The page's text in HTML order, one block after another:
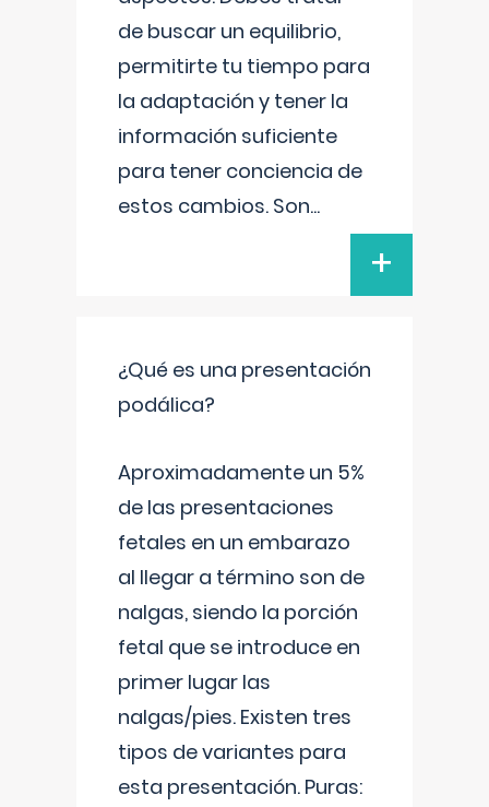
de buscar un equilibrio,
permitirte tu tiempo para
la adaptación y tener la
información suficiente
para tener conciencia de
estos cambios. Son...
+
¿Qué es una presentación
podálica?
Aproximadamente un 5%
de las presentaciones
fetales en un embarazo
al llegar a término son de
nalgas, siendo la porción
fetal que se introduce en
primer lugar las
nalgas/pies. Existen tres
tipos de variantes para
esta presentación. Puras: